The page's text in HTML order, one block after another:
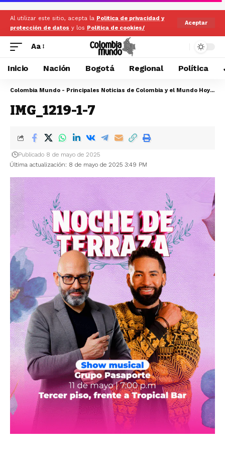
Al utilizar este sitio, acepta la Politica de privacidad y
protección de datos y los Politica de cookies/
Aceptar
Aa
Inicio Nación Bogotá Regional Política
Colombia Mundo - Principales Noticias de Colombia y el Mundo Hoy
>
IMG_1219-1-7
Última actualización: 8 de mayo de 2025 3:49 PM
Publicado 8 de mayo de 2025